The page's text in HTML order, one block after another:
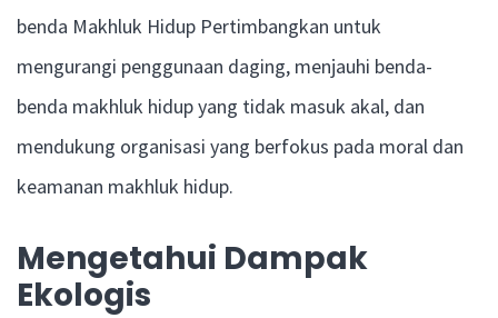
benda Makhluk Hidup Pertimbangkan untuk
mengurangi penggunaan daging, menjauhi benda-
benda makhluk hidup yang tidak masuk akal, dan
mendukung organisasi yang berfokus pada moral dan
keamanan makhluk hidup.
Mengetahui Dampak
Ekologis